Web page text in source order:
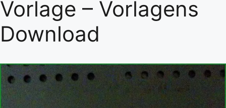
Vorlage – Vorlagens
Download